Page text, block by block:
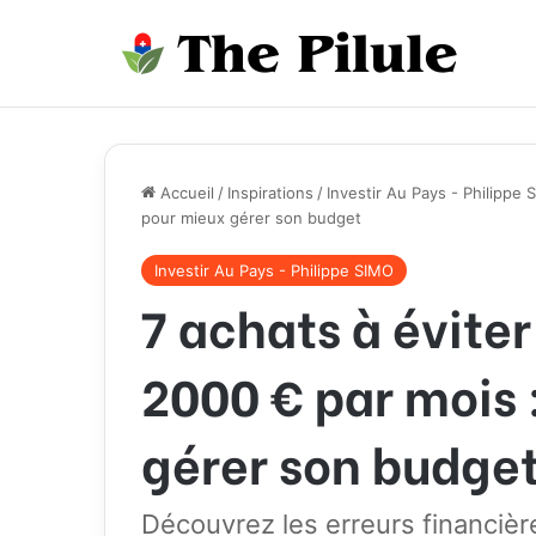
Accueil / Inspirations / Investir Au Pays - Philippe
pour mieux gérer son budget
Investir Au Pays - Philippe SIMO
7 achats à
2000 € par mois
gérer son
Découvrez les erreurs